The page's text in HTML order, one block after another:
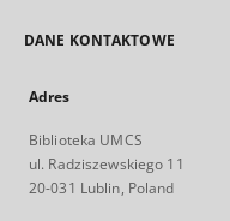
DANE KONTAKTOWE
Adres
Biblioteka UMCS
ul. Radziszewskiego 11
20-031 Lublin, Poland